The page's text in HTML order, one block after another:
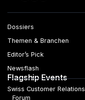
Dossiers
Themen & Branchen
Editor’s Pick
Newsflash
Flagship Events
Swiss Customer Relations
Forum